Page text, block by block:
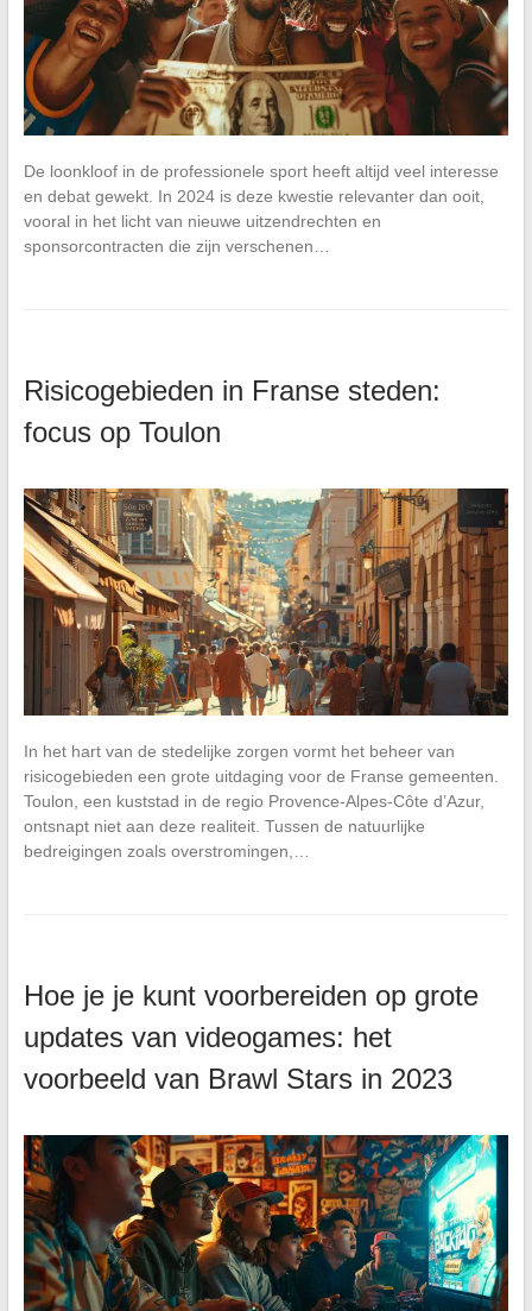
De loonkloof in de professionele sport heeft altijd veel interesse
en debat gewekt. In 2024 is deze kwestie relevanter dan ooit,
vooral in het licht van nieuwe uitzendrechten en
sponsorcontracten die zijn verschenen…
Risicogebieden in Franse steden:
focus op Toulon
In het hart van de stedelijke zorgen vormt het beheer van
risicogebieden een grote uitdaging voor de Franse gemeenten.
Toulon, een kuststad in de regio Provence-Alpes-Côte d’Azur,
ontsnapt niet aan deze realiteit. Tussen de natuurlijke
bedreigingen zoals overstromingen,…
Hoe je je kunt voorbereiden op grote
updates van videogames: het
voorbeeld van Brawl Stars in 2023